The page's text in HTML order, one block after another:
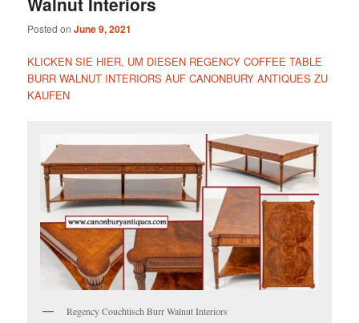
Posted onJune 9, 2021
KLICKEN SIE HIER, UM DIESEN REGENCY COFFEE TABLE
BURR WALNUT INTERIORS AUF CANONBURY ANTIQUES ZU
KAUFEN
Regency Couchtisch Burr Walnut Interiors